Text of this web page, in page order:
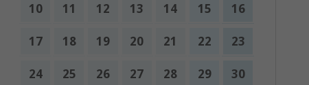
10 11 12 13 14 15 16
17 18 19 20 21 22 23
24 25 26 27 28 29 30